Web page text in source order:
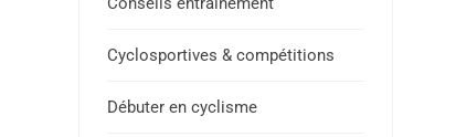
Cyclosportives & compétitions
Débuter en cyclisme